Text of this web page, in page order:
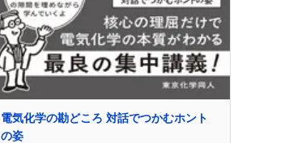
電気化学の勘どころ 対話でつかむホント
の姿